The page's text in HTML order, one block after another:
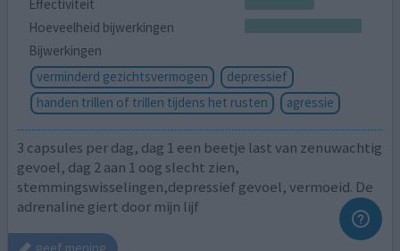
Effectiviteit
Hoeveelheid bijwerkingen
Bijwerkingen
verminderd gezichtsvermogen
depressief
handen trillen of trillen tijdens het rusten
agressie
3 capsules per dag, dag 1 een beetje last van zenuwachtig
gevoel, dag 2 aan 1 oog slecht zien,
stemmingswisselingen,depressief gevoel, vermoeid. De
adrenaline giert door mijn lijf